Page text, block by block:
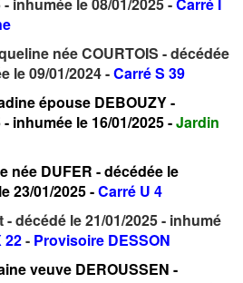
née COURTOIS - décédée
le 09/01/2024 -Carré S 39
épouse DEBOUZY -
inhumée le 16/01/2025-Jardin
née DUFER - décédée le
23/01/2025 -Carré U 4
- décédé le 21/01/2025 - inhumé
22- Provisoire DESSON
veuve DEROUSSEN -